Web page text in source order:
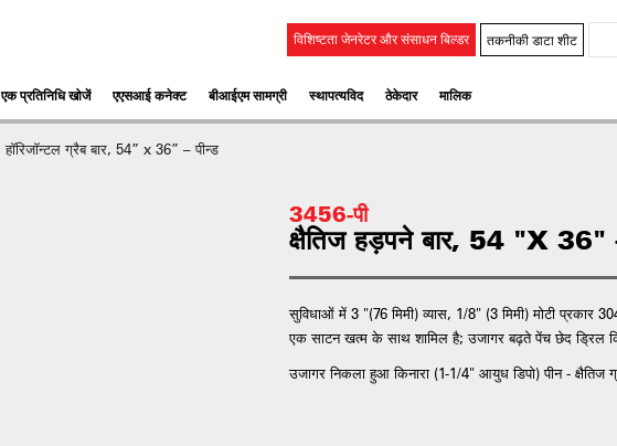
विशिष्टता जेनरेटर और संसाधन बिल्डर तकनीकी डाटा शीट
एक प्रतिनिधि खोजें एएसआई कनेक्ट बीआईएम सामग्री स्‍थापत्‍यविद ठेकेदार मालिक
हॉरिजॉन्टल ग्रैब बार, 54” x 36” – पीन्ड
3456-पी
क्षैतिज हड़पने बार, 54 "X 36"
सुविधाओं में 3 "(76 मिमी) व्यास, 1/8" (3 मिमी) मोटी प्रकार
एक साटन खत्म के साथ शामिल है; उजागर बढ़ते पेंच छेद ड्रिल
उजागर निकला हुआ किनारा (1-1/4" आयुध डिपो) पीन - क्षैतिज